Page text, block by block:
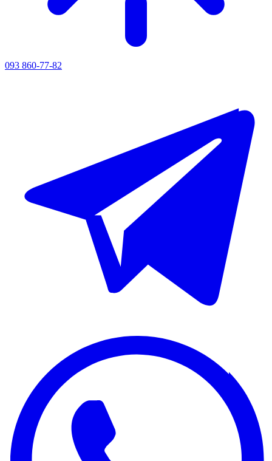
093 860-77-82